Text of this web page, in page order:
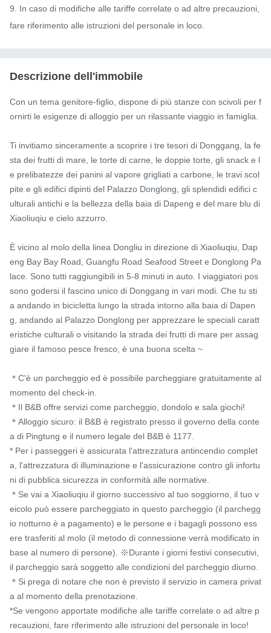
9. In caso di modifiche alle tariffe correlate o ad altre precauzioni,
fare riferimento alle istruzioni del personale in loco.
Descrizione dell'immobile
Con un tema genitore-figlio, dispone di più stanze con scivoli per f
ornirti le esigenze di alloggio per un rilassante viaggio in famiglia.
Ti invitiamo sinceramente a scoprire i tre tesori di Donggang, la fe
sta dei frutti di mare, le torte di carne, le doppie torte, gli snack e l
e prelibatezze dei panini al vapore grigliati a carbone, le travi scol
pite e gli edifici dipinti del Palazzo Donglong, gli splendidi edifici c
ulturali antichi e la bellezza della baia di Dapeng e del mare blu di
Xiaoliuqiu e cielo azzurro.
È vicino al molo della linea Dongliu in direzione di Xiaoliuqiu, Dap
eng Bay Bay Road, Guangfu Road Seafood Street e Donglong Pa
lace. Sono tutti raggiungibili in 5-8 minuti in auto. I viaggiatori pos
sono godersi il fascino unico di Donggang in vari modi. Che tu sti
a andando in bicicletta lungo la strada intorno alla baia di Dapen
g, andando al Palazzo Donglong per apprezzare le speciali caratt
eristiche culturali o visitando la strada dei frutti di mare per assag
giare il famoso pesce fresco, è una buona scelta ~
＊C'è un parcheggio ed è possibile parcheggiare gratuitamente al
momento del check-in.
＊Il B&B offre servizi come parcheggio, dondolo e sala giochi!
＊Alloggio sicuro: il B&B è registrato presso il governo della conte
a di Pingtung e il numero legale del B&B è 1177.
* Per i passeggeri è assicurata l'attrezzatura antincendio complet
a, l'attrezzatura di illuminazione e l'assicurazione contro gli infortu
ni di pubblica sicurezza in conformità alle normative.
＊Se vai a Xiaoliuqiu il giorno successivo al tuo soggiorno, il tuo v
eicolo può essere parcheggiato in questo parcheggio (il parchegg
io notturno è a pagamento) e le persone e i bagagli possono ess
ere trasferiti al molo (il metodo di connessione verrà modificato in
base al numero di persone). ※Durante i giorni festivi consecutivi,
il parcheggio sarà soggetto alle condizioni del parcheggio diurno.
＊Si prega di notare che non è previsto il servizio in camera privat
a al momento della prenotazione.
*Se vengono apportate modifiche alle tariffe correlate o ad altre p
recauzioni, fare riferimento alle istruzioni del personale in loco!